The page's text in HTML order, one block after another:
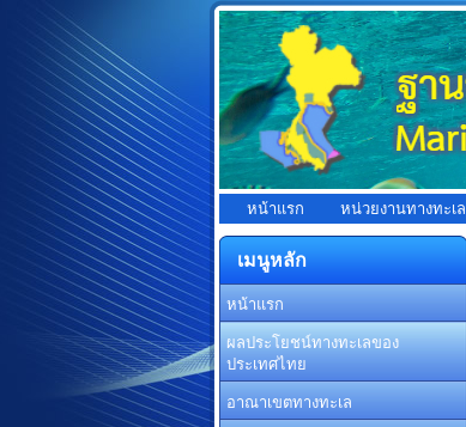
หน้าแรก หน่วยงานทางทะเล
เมนูหลัก
หน้าแรก
ผลประโยชน์ทางทะเลของ
ประเทศไทย
อาณาเขตทางทะเล